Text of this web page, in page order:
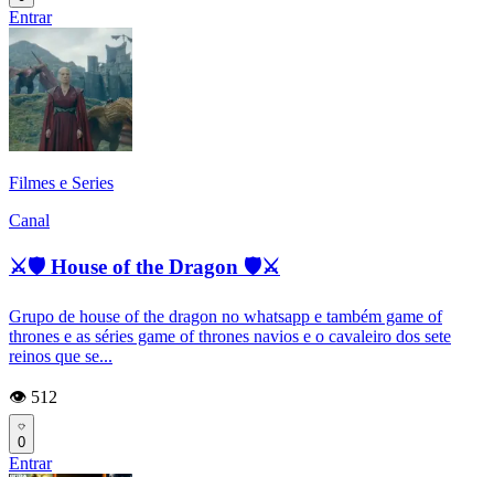
Entrar
Filmes e Series
Canal
⚔🛡 House of the Dragon 🛡⚔
Grupo de house of the dragon no whatsapp e também game of
thrones e as séries game of thrones navios e o cavaleiro dos sete
reinos que se...
👁️ 512
0
Entrar